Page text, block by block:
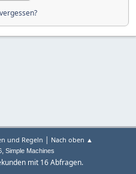
und Regeln | Nach oben ▲
, Simple Machines
mit 16 Abfragen.